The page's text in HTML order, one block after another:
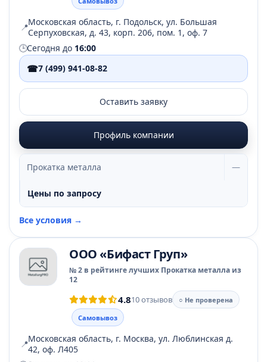
📍Московская область, г. Подольск, ул. Большая
Серпуховская, д. 43, корп. 206, пом. 1, оф. 7
🕒Сегодня до 16:00
☎7 (499) 941-08-82
Оставить заявку
Профиль компании
Прокатка металла —
Цены по запросу
Все условия →
ООО «Бифаст Груп»
№ 2 в рейтинге лучших Прокатка металла из
12
4.810 отзывов
○ Не проверена
Самовывоз
📍Московская область, г. Москва, ул. Люблинская д.
42, оф. Л405